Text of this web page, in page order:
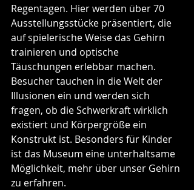
Regentagen. Hier werden über 70
Ausstellungsstücke präsentiert, die
auf spielerische Weise das Gehirn
trainieren und optische
Täuschungen erlebbar machen.
Besucher tauchen in die Welt der
Illusionen ein und werden sich
fragen, ob die Schwerkraft wirklich
existiert und Körpergröße ein
Konstrukt ist. Besonders für Kinder
ist das Museum eine unterhaltsame
Möglichkeit, mehr über unser Gehirn
zu erfahren.